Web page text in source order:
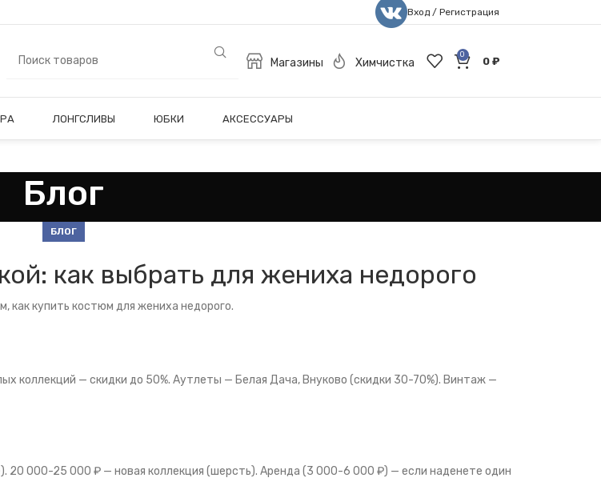
Вход / Регистрация
Магазины Химчистка
0
0 ₽
ЛОНГСЛИВЫ ЮБКИ АКСЕССУАРЫ
Блог
БЛОГ
как выбрать для жениха недорого
купить костюм для жениха недорого.
коллекций — скидки до 50%. Аутлеты — Белая Дача, Внуково (скидки 30-70%). Винтаж —
000-25 000 ₽ — новая коллекция (шерсть). Аренда (3 000-6 000 ₽) — если наденете один